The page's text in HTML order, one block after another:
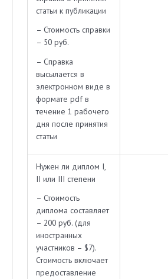
статьи к публикации
– Стоимость справки
– 50 руб.
– Справка
высылается в
электронном виде в
формате pdf в
течение 1 рабочего
дня после принятия
статьи
Нужен ли диплом I,
II или III степени
– Стоимость
диплома составляет
– 200 руб. (для
иностранных
участников – $7).
Стоимость включает
предоставление